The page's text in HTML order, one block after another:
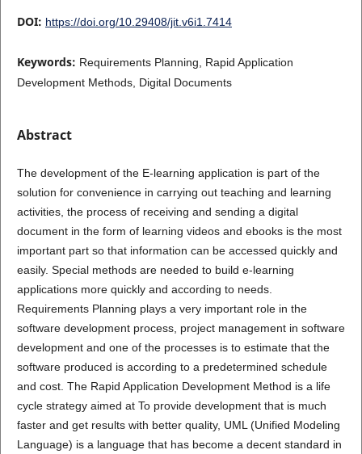
DOI: https://doi.org/10.29408/jit.v6i1.7414
Keywords: Requirements Planning, Rapid Application
Development Methods, Digital Documents
Abstract
The development of the E-learning application is part of the
solution for convenience in carrying out teaching and learning
activities, the process of receiving and sending a digital
document in the form of learning videos and ebooks is the most
important part so that information can be accessed quickly and
easily. Special methods are needed to build e-learning
applications more quickly and according to needs.
Requirements Planning plays a very important role in the
software development process, project management in software
development and one of the processes is to estimate that the
software produced is according to a predetermined schedule
and cost. The Rapid Application Development Method is a life
cycle strategy aimed at To provide development that is much
faster and get results with better quality, UML (Unified Modeling
Language) is a language that has become a decent standard in